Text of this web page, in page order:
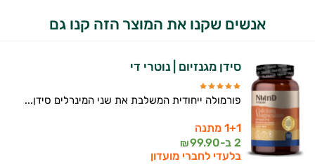
אנשים שקנו את המוצר הזה קנו גם
סידן מגנזיום | נוטרי די
פורמולה ייחודית המשלבת את שני המינרלים סידן...
1+1 מתנה
2 ב-
99.90
₪
בלעדי לחברי מועדון
וספרות מקצועית בתחומי הרפואה הטבעית
ותזונת הספורט.
אני כאן כדי לעזור לך להתאים את תוספי
התזונה ומוצרי הבריאות המדויקים למטרות
ולמצב הגופני שלך, ולהסביר לך אילו רכיבים
עובדים יחד כדי למקסם תוצאות גם בחיי היום